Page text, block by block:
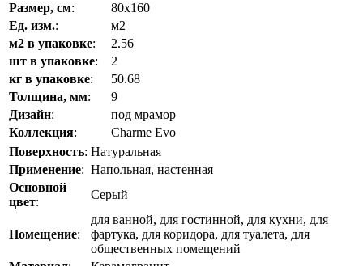
Размер, см:
80x160
Ед. изм.:
м2
м2 в упаковке:
2.56
шт в упаковке:
2
кг в упаковке:
50.68
Толщина, мм:
9
Дизайн:
под мрамор
Коллекция:
Charme Evo
Поверхность: Натуральная
Применение: Напольная, настенная
Основной
цвет:
Серый
Помещение:
для ванной, для гостинной, для кухни, для
фартука, для коридора, для туалета, для
общественных помещений